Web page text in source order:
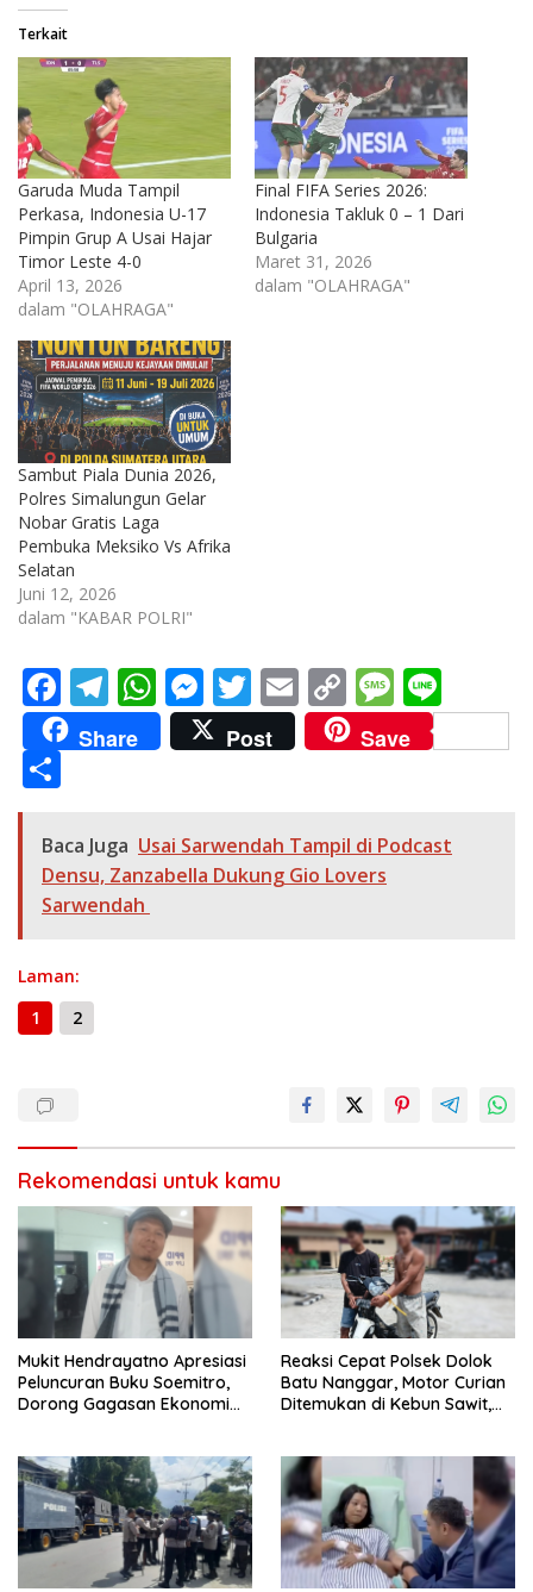
Terkait
Garuda Muda Tampil
Perkasa, Indonesia U-17
Pimpin Grup A Usai Hajar
Timor Leste 4-0
April 13, 2026
dalam "OLAHRAGA"
Final FIFA Series 2026:
Indonesia Takluk 0 – 1 Dari
Bulgaria
Maret 31, 2026
dalam "OLAHRAGA"
Sambut Piala Dunia 2026,
Polres Simalungun Gelar
Nobar Gratis Laga
Pembuka Meksiko Vs Afrika
Selatan
Juni 12, 2026
dalam "KABAR POLRI"
F
ac
e
o
o
k
T
el
e
a
m
W
h
at
A
p
M
e
ss
n
g
T
w
itt
E
m
ai
C
o
p
Li
n
M
e
ss
g
n
e
Share Post Save
ar
e
Baca Juga Usai Sarwendah Tampil di Podcast
Densu, Zanzabella Dukung Gio Lovers
Sarwendah
Laman:
1
2
Rekomendasi untuk kamu
Mukit Hendrayatno Apresiasi
Peluncuran Buku Soemitro,
Dorong Gagasan Ekonomi
Reaksi Cepat Polsek Dolok
Batu Nanggar, Motor Curian
Ditemukan di Kebun Sawit,